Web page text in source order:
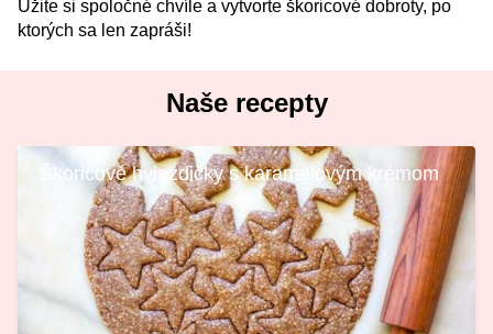
Užite si spoločné chvíle a vytvorte škoricové dobroty, po
ktorých sa len zapráši!
Naše recepty
Škoricové hviezdičky s karamelovým krémom